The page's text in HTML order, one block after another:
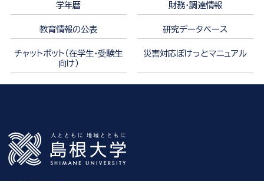
学年暦 財務・調達情報
教育情報の公表 研究データベース
チャットボット（在学生・受験生
向け）
災害対応ぽけっとマニュアル